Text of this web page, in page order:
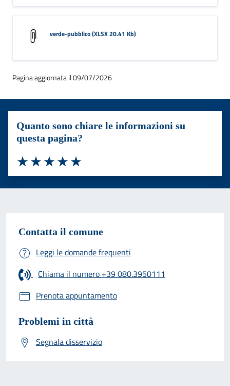
verde-pubblico (XLSX 20.41 Kb)
Pagina aggiornata il 09/07/2026
Quanto sono chiare le informazioni su
questa pagina?
Valuta 5 stelle su 5
Valuta 4 stelle su 5
Valuta 3 stelle su 5
Valuta 2 stelle su 5
Valuta 1 stelle su 5
Contatta il comune
Leggi le domande frequenti
Chiama il numero +39 080.3950111
Prenota appuntamento
Problemi in città
Segnala disservizio